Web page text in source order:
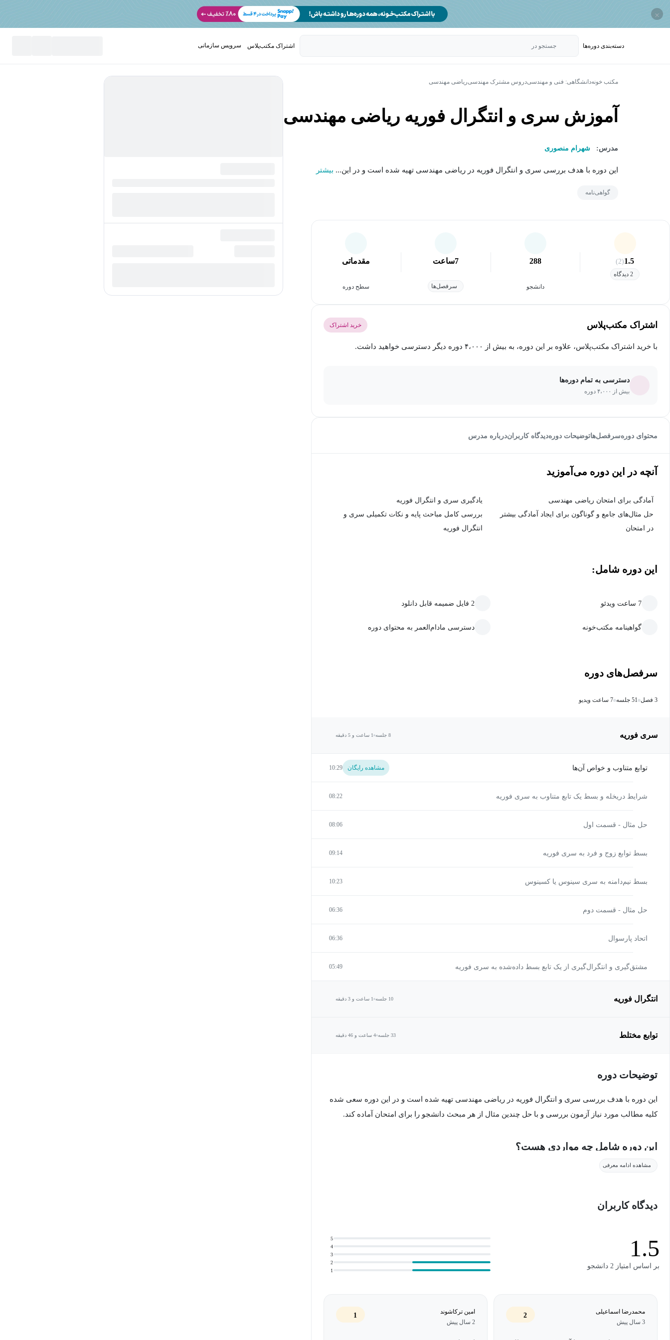
×
دسته‌بندی‌ دوره‌ها جستجو در اشتراک مکتب‌پلاس سرویس سازمانی
مکتب خونهدانشگاهی: فنی و مهندسیدروس مشترک مهندسیریاضی مهندسی
آموزش سری و انتگرال فوریه ریاضی مهندسی
مدرس: شهرام منصوری
این دوره با هدف بررسی سری و انتگرال فوریه در ریاضی مهندسی تهیه شده است و در این... بیشتر
گواهی‌نامه
1.5
(2)
2 دیدگاه
288
دانشجو
7ساعت
سرفصل‌ها
مقدماتی
سطح دوره
اشتراک مکتب‌پلاس خرید اشتراک
با خرید اشتراک مکتب‌پلاس، علاوه بر این دوره، به بیش از ۴،۰۰۰ دوره دیگر دسترسی خواهید داشت.
دسترسی به تمام دوره‌ها
بیش از ۴،۰۰۰ دوره
محتوای دورهسرفصل‌هاتوضیحات دورهدیدگاه کاربراندرباره مدرس
آنچه در این دوره می‌آموزید
آمادگی برای امتحان ریاضی مهندسی
يادگیری سری و انتگرال فوریه
حل مثال‌های جامع و گوناگون برای ایجاد آمادگی بیشتر
در امتحان
بررسی کامل مباحث پایه و نکات تکمیلی سری و
انتگرال فوریه
این دوره شامل:
7 ساعت ویدئو 2 فایل ضمیمه قابل دانلود
گواهینامه مکتب‌خونه دسترسی مادام‌العمر به محتوای دوره
سرفصل‌های دوره
3 فصل 51 جلسه 7 ساعت ویدیو
سری فوریه 8 جلسه 1 ساعت و 5 دقیقه
توابع متناوب و خواص آن‌ها مشاهده رایگان 10:29
شرایط دریخله و بسط یک تابع متناوب به سری فوریه 08:22
حل مثال‌ - قسمت اول 08:06
بسط توابع زوج و فرد به سری فوریه 09:14
بسط نیم‌دامنه به سری سینوس یا کسینوس 10:23
حل مثال - قسمت دوم 06:36
اتحاد پارسوال 06:36
مشتق‌گیری و انتگرال‌گیری از یک تابع بسط داده‌شده به سری فوریه 05:49
انتگرال فوریه 10 جلسه 1 ساعت و 3 دقیقه
توابع مختلط 33 جلسه 4 ساعت و 46 دقیقه
توضیحات دوره
این دوره با هدف بررسی سری و انتگرال فوریه در ریاضی مهندسی تهیه شده‌ است و در این دوره سعی شده
کلیه مطالب مورد نیاز آزمون بررسی و با حل چندین مثال از هر مبحث دانشجو را برای امتحان آماده کند.
این دوره شامل چه مواردی هست؟
توابع پایه سینوس و کسینوس
سری فوریه با دوره تناوب π
رابطه پارسوال در انتگرال فوریه
مشاهده ادامه معرفی
دیدگاه کاربران
1.5
بر اساس امتیاز 2 دانشجو
1
2
3
4
5
محمدرضا اسماعیلی
3 سال پیش
2
امین ترکاشوند
2 سال پیش
1